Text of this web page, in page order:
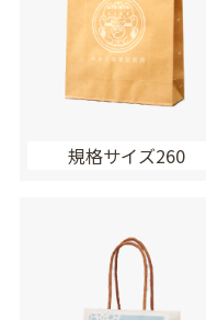
規格サイズ260